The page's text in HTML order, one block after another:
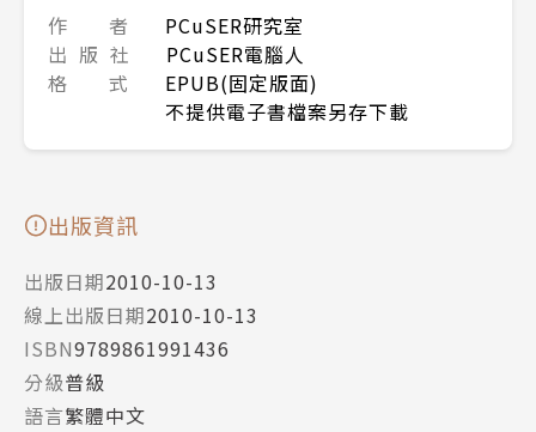
作 者
PCuSER研究室
出 版 社
PCuSER電腦人
格 式
EPUB(固定版面)
不提供電子書檔案另存下載
出版資訊
出版日期2010-10-13
線上出版日期2010-10-13
ISBN9789861991436
分級普級
語言繁體中文